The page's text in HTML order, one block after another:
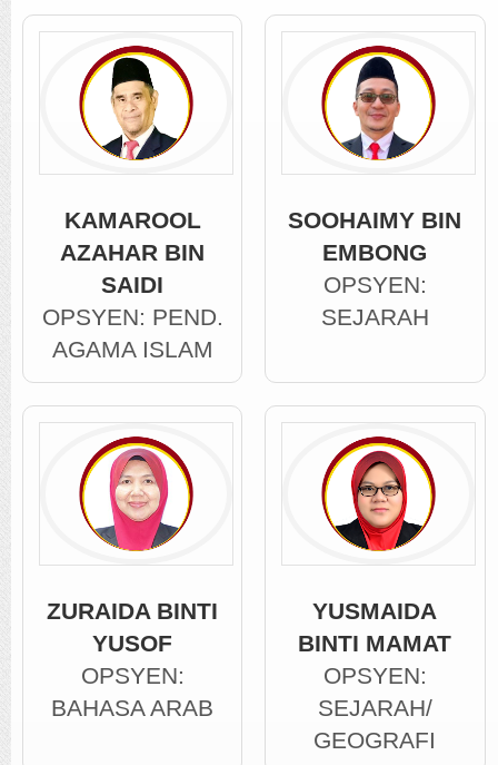
KAMAROOL
AZAHAR BIN
SAIDI
OPSYEN: PEND.
AGAMA ISLAM
SOOHAIMY BIN
EMBONG
OPSYEN:
SEJARAH
ZURAIDA BINTI
YUSOF
OPSYEN:
BAHASA ARAB
YUSMAIDA
BINTI MAMAT
OPSYEN:
SEJARAH/
GEOGRAFI